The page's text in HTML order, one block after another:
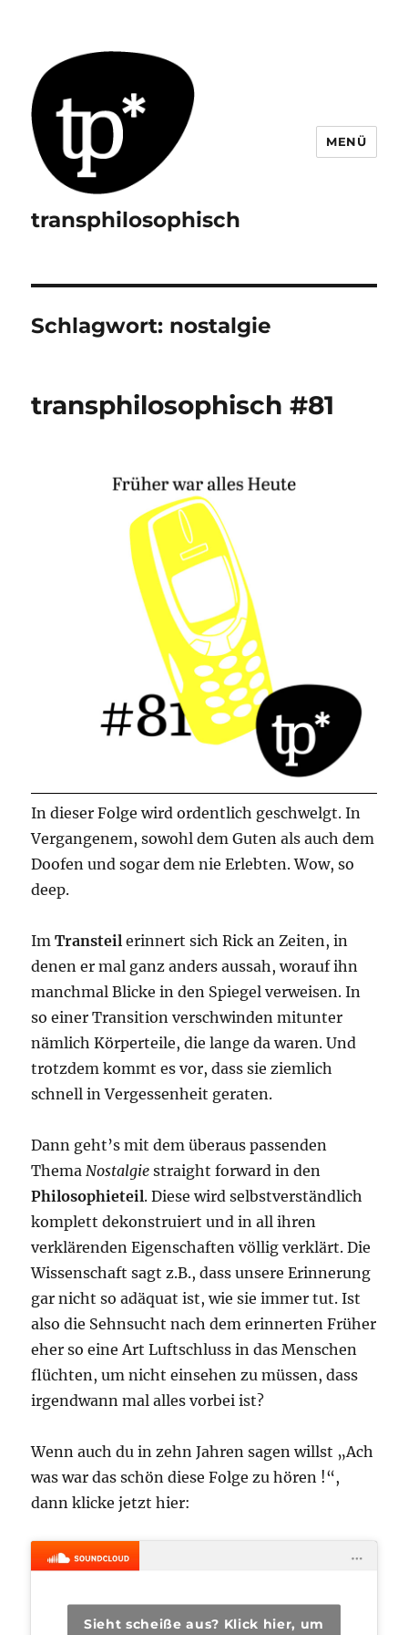
transphilosophisch
MENÜ
Schlagwort: nostalgie
transphilosophisch #81
In dieser Folge wird ordentlich geschwelgt. In
Vergangenem, sowohl dem Guten als auch dem
Doofen und sogar dem nie Erlebten. Wow, so
deep.
ImTransteil erinnert sich Rick an Zeiten, in
denen er mal ganz anders aussah, worauf ihn
manchmal Blicke in den Spiegel verweisen. In
so einer Transition verschwinden mitunter
nämlich Körperteile, die lange da waren. Und
trotzdem kommt es vor, dass sie ziemlich
schnell in Vergessenheit geraten.
Dann geht’s mit dem überaus passenden
ThemaNostalgie straight forward in den
Philosophieteil. Diese wird selbstverständlich
komplett dekonstruiert und in all ihren
verklärenden Eigenschaften völlig verklärt. Die
Wissenschaft sagt z.B., dass unsere Erinnerung
gar nicht so adäquat ist, wie sie immer tut. Ist
also die Sehnsucht nach dem erinnerten Früher
eher so eine Art Luftschluss in das Menschen
flüchten, um nicht einsehen zu müssen, dass
irgendwann mal alles vorbei ist?
Wenn auch du in zehn Jahren sagen willst „Ach
was war das schön diese Folge zu hören !“,
dann klicke jetzt hier:
Sieht scheiße aus? Klick hier, um